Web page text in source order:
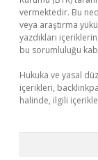
vermektedir. Bu
veya araştırma
yazdıkları
bu sorumluluğu
Hukuka ve yasal
içerikleri,
halinde, ilgili